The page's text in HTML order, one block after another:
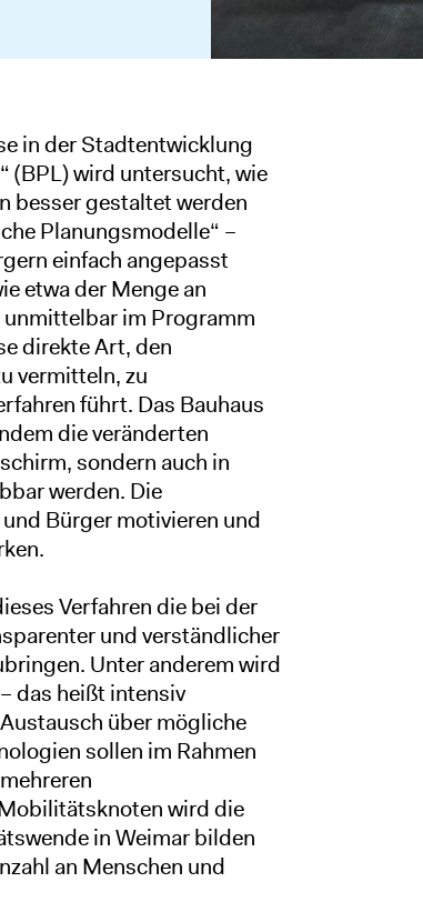
in der Stadtentwicklung
(BPL) wird untersucht, wie
besser gestaltet werden
Planungsmodelle“ –
einfach angepasst
etwa der Menge an
im Programm
direkte Art, den
vermitteln, zu
führt. Das Bauhaus
die veränderten
sondern auch in
werden. Die
Bürger motivieren und
Verfahren die bei der
und verständlicher
Unter anderem wird
das heißt intensiv
über mögliche
sollen im Rahmen
wird die
in Weimar bilden
an Menschen und